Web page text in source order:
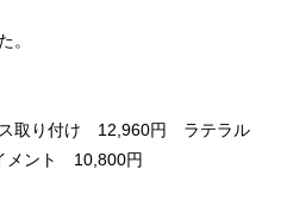
。
ス取り付け 12,960円 ラテラル
ント 10,800円